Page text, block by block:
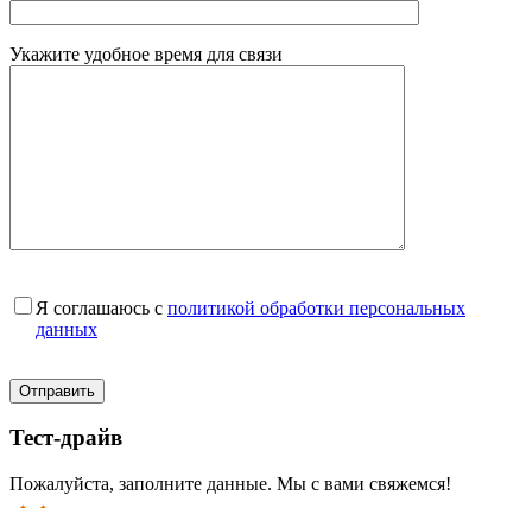
Укажите удобное время для связи
Я соглашаюсь с политикой обработки персональных
данных
Тест-драйв
Пожалуйста, заполните данные. Мы с вами свяжемся!